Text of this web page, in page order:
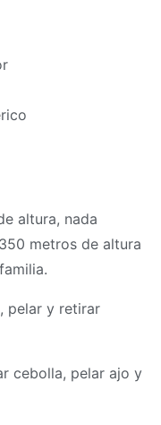
altura, nada
metros de altura
pelar y retirar
cebolla, pelar ajo y